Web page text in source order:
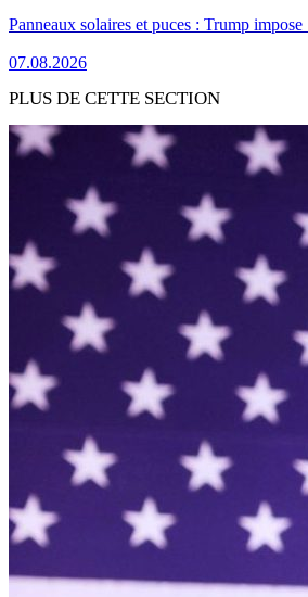
Panneaux solaires et puces : Trump
07.08.2026
PLUS DE CETTE SECTION